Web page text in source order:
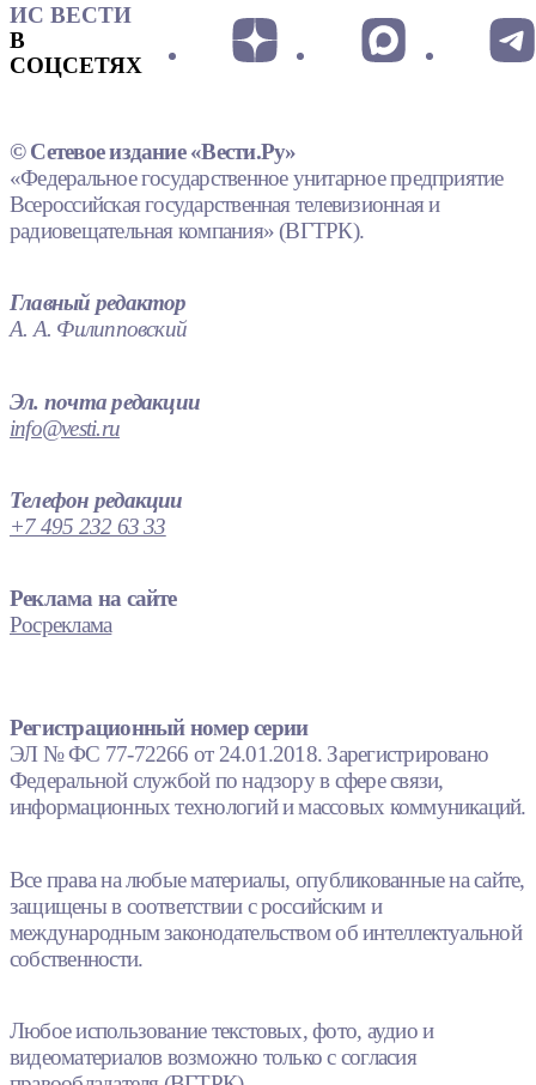
ИС ВЕСТИ
В
СОЦСЕТЯХ
© Сетевое издание «Вести.Ру»
«Федеральное государственное унитарное предприятие
Всероссийская государственная телевизионная и
радиовещательная компания» (ВГТРК).
Главный редактор
А. А. Филипповский
Эл. почта редакции
info@vesti.ru
Телефон редакции
+7 495 232 63 33
Реклама на сайте
Росреклама
Регистрационный номер серии
ЭЛ № ФС 77-72266 от 24.01.2018. Зарегистрировано
Федеральной службой по надзору в сфере связи,
информационных технологий и массовых коммуникаций.
Все права на любые материалы, опубликованные на сайте,
защищены в соответствии с российским и
международным законодательством об интеллектуальной
собственности.
Любое использование текстовых, фото, аудио и
видеоматериалов возможно только с согласия